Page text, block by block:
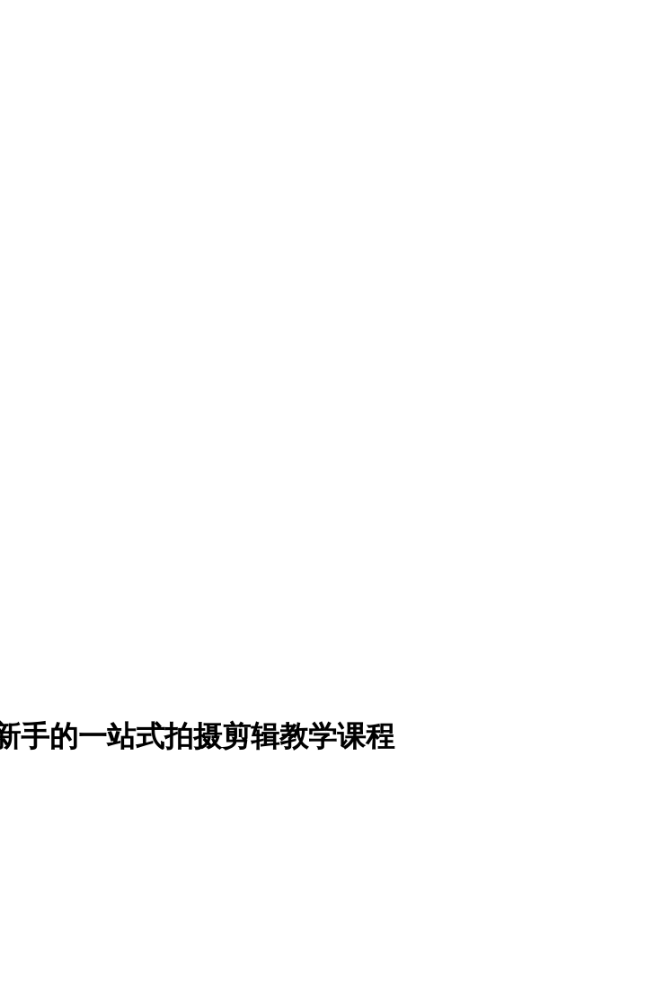
手的一站式拍摄剪辑教学课程